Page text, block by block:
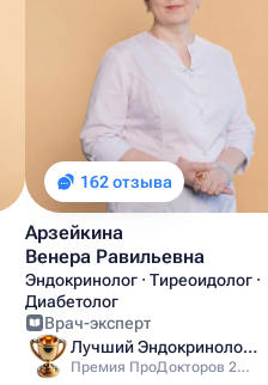
162 отзыва
Арзейкина
Венера Равильевна
Эндокринолог · Тиреоидолог ·
Диабетолог
Врач-эксперт
Лучший Эндокринолог Москвы
Премия ПроДокторов 2024